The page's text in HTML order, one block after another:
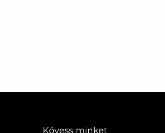
Kövess minket